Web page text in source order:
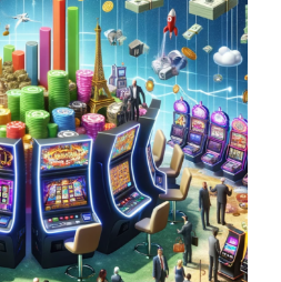
en el
Recreativas:
Global
de juego